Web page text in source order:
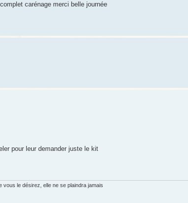
carénage merci belle journée
pour leur demander juste le kit
le désirez, elle ne se plaindra jamais